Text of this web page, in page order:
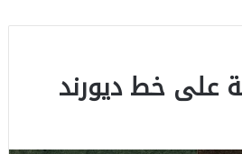
على خط ديورند